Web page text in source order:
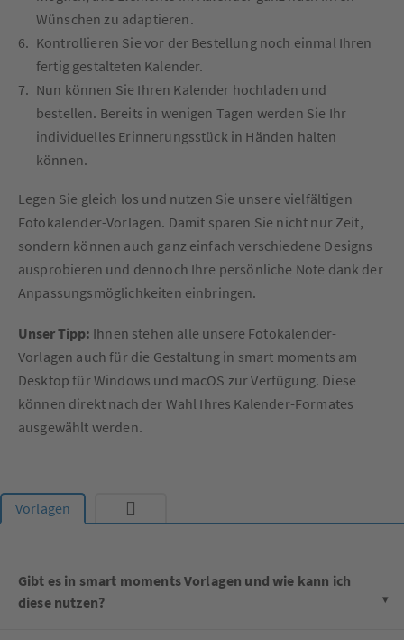
Wünschen zu adaptieren.
Kontrollieren Sie vor der Bestellung noch einmal Ihren
fertig gestalteten Kalender.
Nun können Sie Ihren Kalender hochladen und
bestellen. Bereits in wenigen Tagen werden Sie Ihr
individuelles Erinnerungsstück in Händen halten
können.
Legen Sie gleich los und nutzen Sie unsere vielfältigen
Fotokalender-Vorlagen. Damit sparen Sie nicht nur Zeit,
sondern können auch ganz einfach verschiedene Designs
ausprobieren und dennoch Ihre persönliche Note dank der
Anpassungsmöglichkeiten einbringen.
Unser Tipp: Ihnen stehen alle unsere Fotokalender-
Vorlagen auch für die Gestaltung in smart moments am
Desktop für Windows und macOS zur Verfügung. Diese
können direkt nach der Wahl Ihres Kalender-Formates
ausgewählt werden.
Vorlagen
Gibt es in smart moments Vorlagen und wie kann ich
diese nutzen?